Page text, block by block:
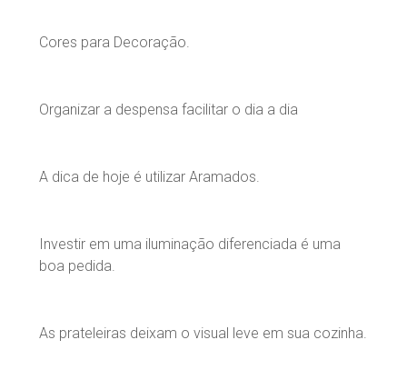
Cores para Decoração.
Organizar a despensa facilitar o dia a dia
A dica de hoje é utilizar Aramados.
Investir em uma iluminação diferenciada é uma
boa pedida.
As prateleiras deixam o visual leve em sua cozinha.